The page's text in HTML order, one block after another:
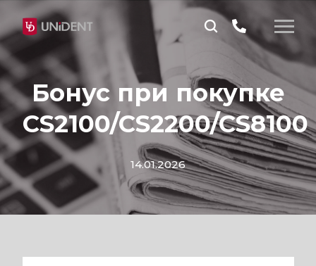
Бонус при покупке
CS2100/CS2200/CS8100
14.01.2026